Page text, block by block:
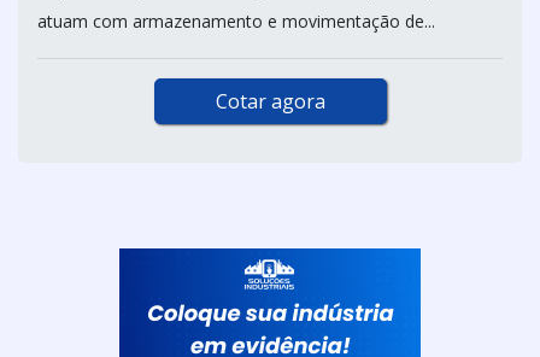
atuam com armazenamento e movimentação de...
Cotar agora